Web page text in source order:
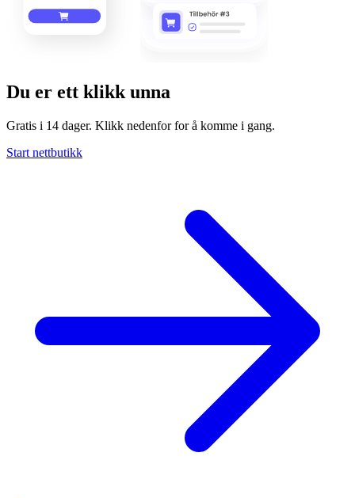
Du er ett klikk unna
Gratis i 14 dager. Klikk nedenfor for å komme i gang.
Start nettbutikk